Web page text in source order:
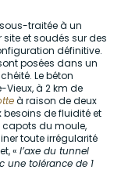
traitée à un
et soudés sur des
définitive.
posées dans un
Le béton
à 2 km de
à raison de deux
besoins de fluidité et
capots du moule,
toute irrégularité
« l’axe du tunnel
une tolérance de 1